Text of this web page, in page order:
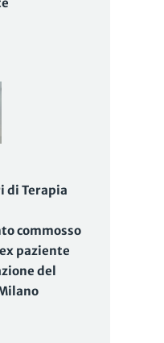
di Terapia
commosso
paziente
del